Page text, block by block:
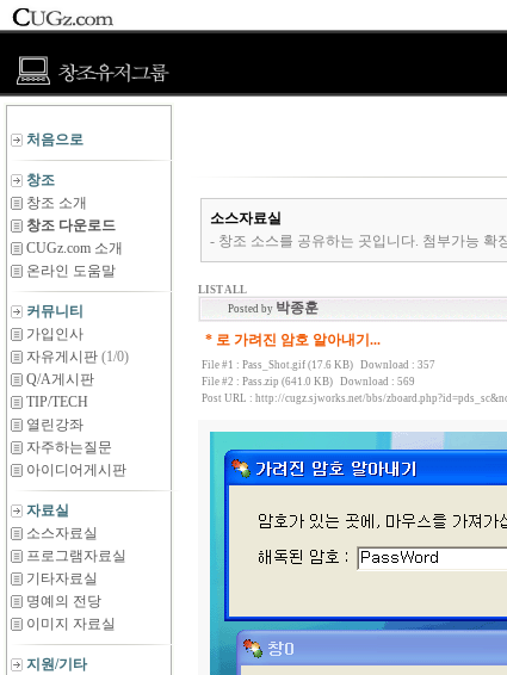
처음으로
창조
창조 소개
창조 다운로드
CUGz.com 소개
온라인 도움말
커뮤니티
가입인사
자유게시판 (1/0)
Q/A게시판
TIP/TECH
열린강좌
자주하는질문
아이디어게시판
자료실
소스자료실
프로그램자료실
기타자료실
명예의 전당
이미지 자료실
지원/기타
소스자료실
- 창조 소스를 공유하는 곳입니다. 첨부가능 확
LIST ALL
Posted by 박종훈
* 로 가려진 암호 알아내기...
File #1 : Pass_Shot.gif (17.6 KB)
Download : 357
File #2 : Pass.zip (641.0 KB)
Download : 569
Post URL : http://cugz.sjworks.net/bbs/